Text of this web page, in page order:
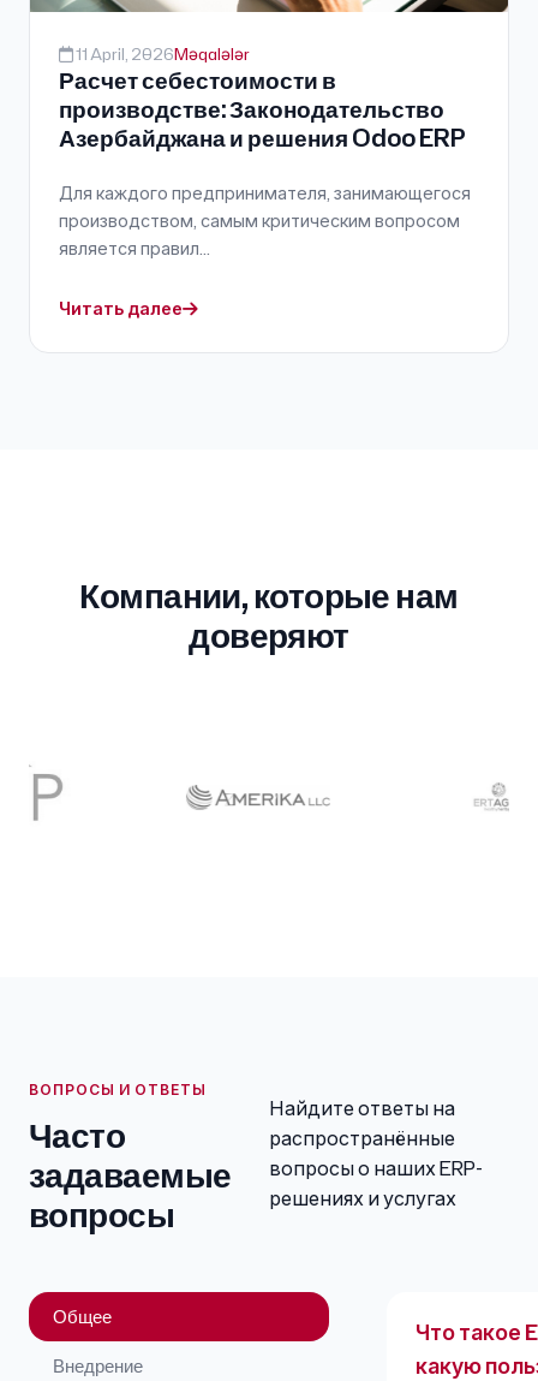
11 April, 2026Məqalələr
Расчет себестоимости в
производстве: Законодательство
Азербайджана и решения Odoo ERP
Для каждого предпринимателя, занимающегося
производством, самым критическим вопросом
является правил...
Читать далее
Компании, которые нам
доверяют
ВОПРОСЫ И ОТВЕТЫ
Часто
задаваемые
вопросы
Найдите ответы на
распространённые
вопросы о наших ERP-
решениях и услугах
Общее
Внедрение
Что такое
какую